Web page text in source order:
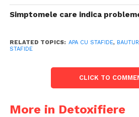
Simptomele care indica
RELATED TOPICS: APA CU STAFIDE,
STAFIDE
CLICK TO
More in Detoxifiere